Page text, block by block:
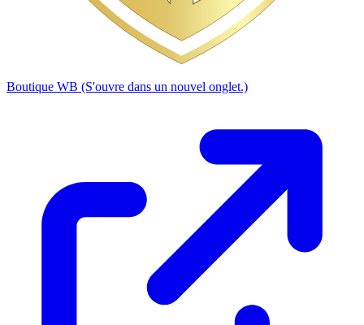
Boutique WB (S'ouvre dans un nouvel onglet.)